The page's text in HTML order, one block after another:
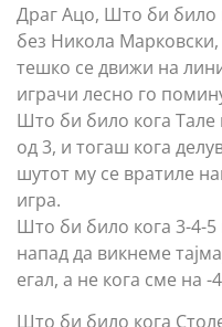
Драг Ацо, Што би било
без Никола Марковски,
тешко се движи на
играчи лесно го
Што би било кога Тале
од 3, и тогаш кога
шутот му се вратиле
игра.
Што би било кога 3-4-
напад да викнеме
егал, а не кога сме на -
Што би било кога